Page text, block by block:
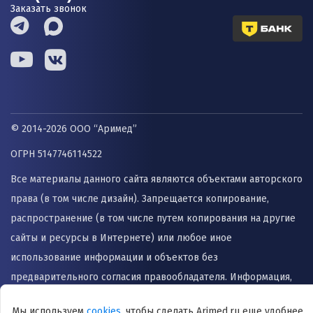
Заказать звонок
© 2014-2026 ООО “Аримед”
ОГРН 5147746114522
Все материалы данного сайта являются объектами авторского
права (в том числе дизайн). Запрещается копирование,
распространение (в том числе путем копирования на другие
сайты и ресурсы в Интернете) или любое иное
использование информации и объектов без
предварительного согласия правообладателя. Информация,